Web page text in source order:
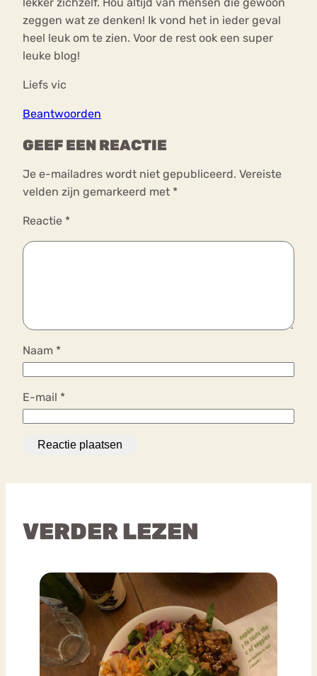
zeggen wat ze denken! Ik vond het in ieder geval
heel leuk om te zien. Voor de rest ook een super
leuke blog!
Liefs vic
Beantwoorden
GEEF EEN REACTIE
Je e-mailadres wordt niet gepubliceerd. Vereiste
velden zijn gemarkeerd met *
Reactie *
Naam *
E-mail *
VERDER LEZEN